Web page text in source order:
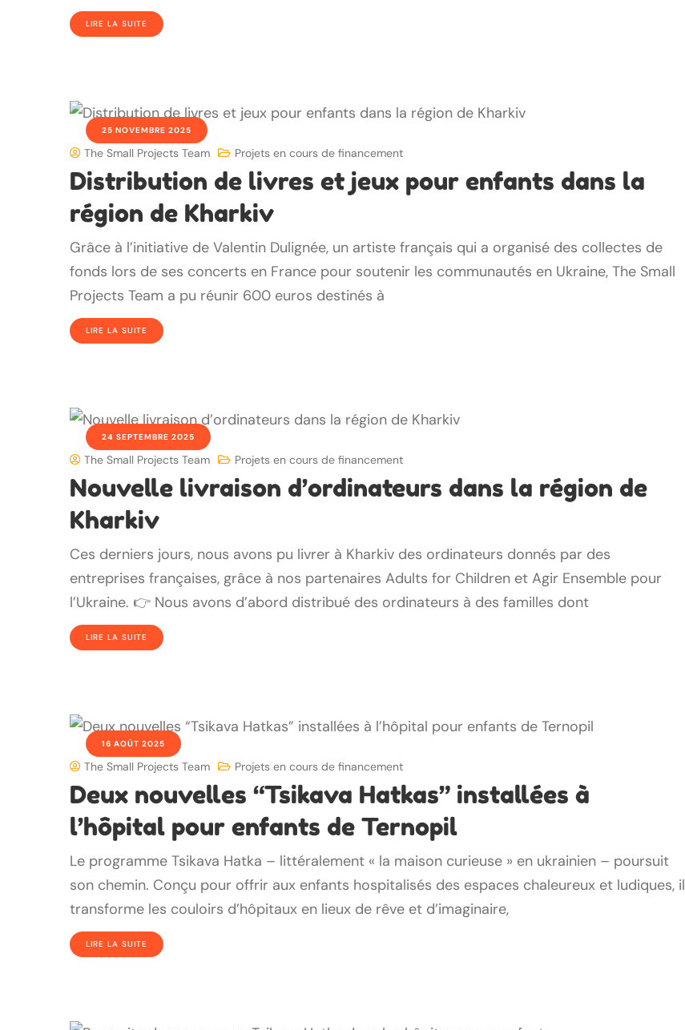
LIRE LA SUITE
25 NOVEMBRE 2025
The Small Projects Team Projets en cours de financement
Distribution de livres et jeux pour enfants dans la
région de Kharkiv
Grâce à l’initiative de Valentin Dulignée, un artiste français qui a organisé des collectes de
fonds lors de ses concerts en France pour soutenir les communautés en Ukraine, The Small
Projects Team a pu réunir 600 euros destinés à
LIRE LA SUITE
24 SEPTEMBRE 2025
The Small Projects Team Projets en cours de financement
Nouvelle livraison d’ordinateurs dans la région de
Kharkiv
Ces derniers jours, nous avons pu livrer à Kharkiv des ordinateurs donnés par des
entreprises françaises, grâce à nos partenaires Adults for Children et Agir Ensemble pour
l’Ukraine. 👉 Nous avons d’abord distribué des ordinateurs à des familles dont
LIRE LA SUITE
16 AOÛT 2025
The Small Projects Team Projets en cours de financement
Deux nouvelles “Tsikava Hatkas” installées à
l’hôpital pour enfants de Ternopil
Le programme Tsikava Hatka – littéralement « la maison curieuse » en ukrainien – poursuit
son chemin. Conçu pour offrir aux enfants hospitalisés des espaces chaleureux et ludiques, il
transforme les couloirs d’hôpitaux en lieux de rêve et d’imaginaire,
LIRE LA SUITE